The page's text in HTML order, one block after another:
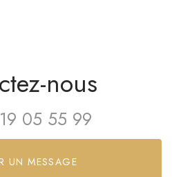
nous
05 55 99
UN MESSAGE